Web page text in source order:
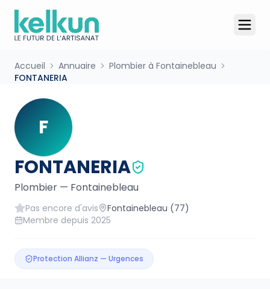
Accueil Annuaire
Plombier à Fontainebleau
FONTANERIA
F
FONTANERIA
Plombier — Fontainebleau
Pas encore d'avis Fontainebleau (77)
Membre depuis 2025
Protection Allianz — Urgences